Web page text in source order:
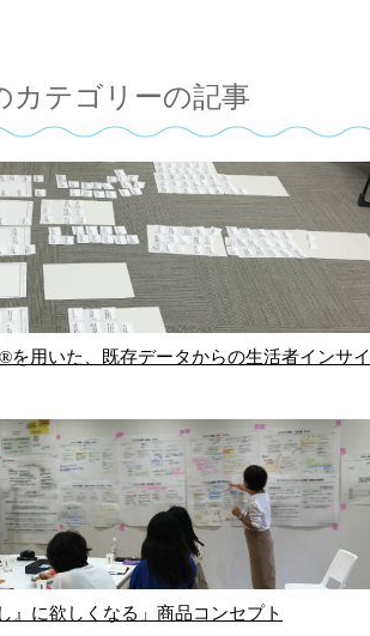
カテゴリーの記事
を用いた、既存データからの生活者インサイ
』に欲しくなる」商品コンセプト